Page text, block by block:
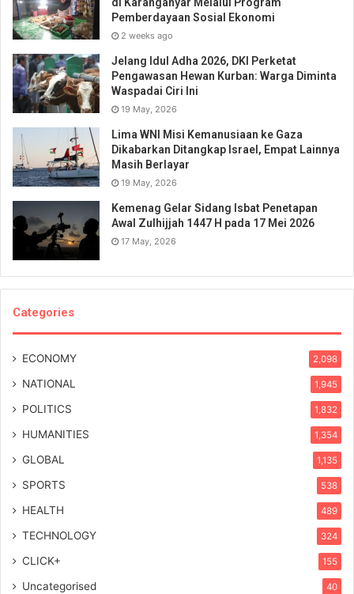
di Karanganyar Melalui Program
Pemberdayaan Sosial Ekonomi
2 weeks ago
Jelang Idul Adha 2026, DKI Perketat
Pengawasan Hewan Kurban: Warga Diminta
Waspadai Ciri Ini
19 May, 2026
Lima WNI Misi Kemanusiaan ke Gaza
Dikabarkan Ditangkap Israel, Empat Lainnya
Masih Berlayar
19 May, 2026
Kemenag Gelar Sidang Isbat Penetapan
Awal Zulhijjah 1447 H pada 17 Mei 2026
17 May, 2026
Categories
ECONOMY 2,098
NATIONAL 1,945
POLITICS 1,832
HUMANITIES 1,354
GLOBAL 1,135
SPORTS 538
HEALTH 489
TECHNOLOGY 324
CLICK+ 155
Uncategorised 40